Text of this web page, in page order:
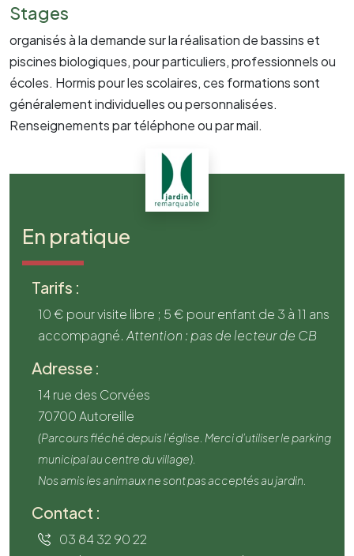
Stages
organisés à la demande sur la réalisation de bassins et
piscines biologiques, pour particuliers, professionnels ou
écoles. Hormis pour les scolaires, ces formations sont
généralement individuelles ou personnalisées.
Renseignements par téléphone ou par mail.
En pratique
Tarifs :
10 € pour visite libre ; 5 € pour enfant de 3 à 11 ans
accompagné. Attention : pas de lecteur de CB
Adresse :
14 rue des Corvées
70700 Autoreille
(Parcours fléché depuis l’église. Merci d’utiliser le parking
municipal au centre du village).
Nos amis les animaux ne sont pas acceptés au jardin.
Contact :
03 84 32 90 22